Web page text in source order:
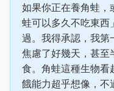
如果你正在養角蛙，
蛙可以多久不吃東西
過。我得承認，我第
焦慮了好幾天，甚至
食。角蛙這種生物看
餓能力超乎想像，不